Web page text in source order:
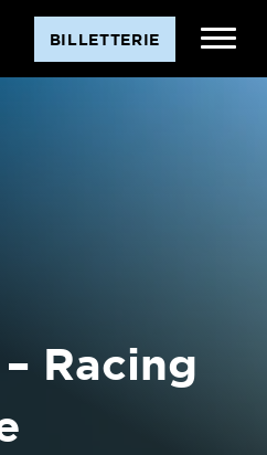
BILLETTERIE
Racing